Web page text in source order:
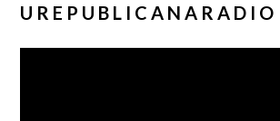
UREPUBLICANARADIO